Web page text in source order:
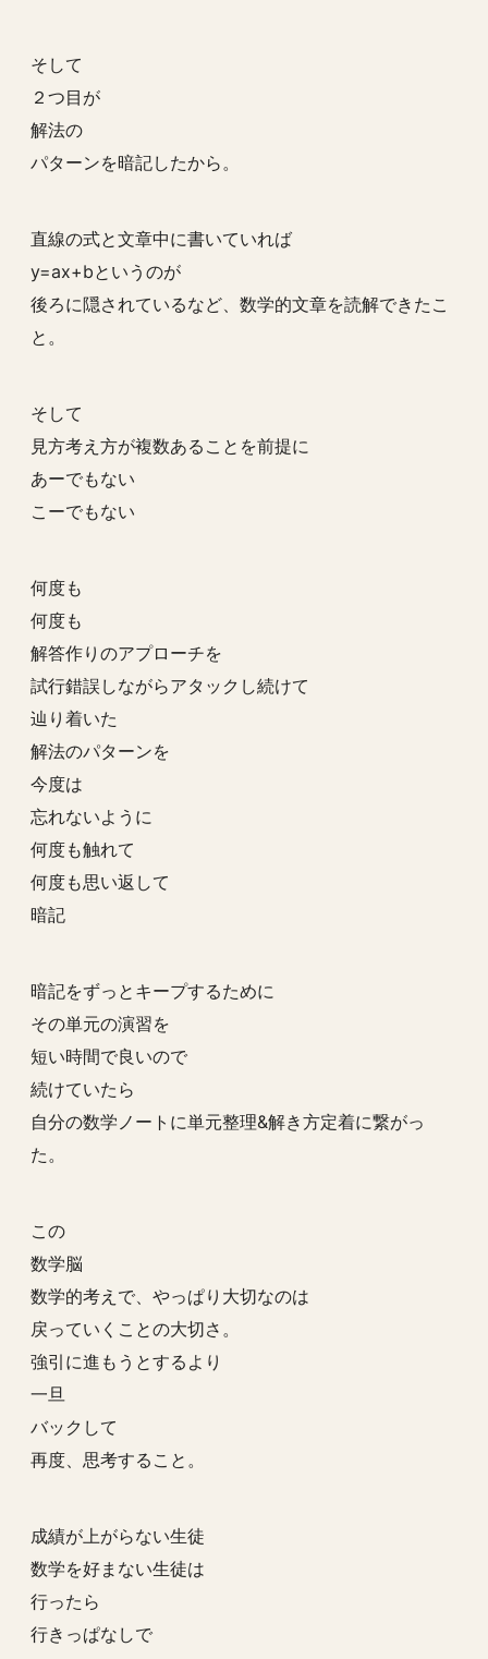
そして
２つ目が
解法の
パターンを暗記したから。
直線の式と文章中に書いていれば
y=ax+bというのが
後ろに隠されているなど、数学的文章を読解できたこ
と。
そして
見方考え方が複数あることを前提に
あーでもない
こーでもない
何度も
何度も
解答作りのアプローチを
試行錯誤しながらアタックし続けて
辿り着いた
解法のパターンを
今度は
忘れないように
何度も触れて
何度も思い返して
暗記
暗記をずっとキープするために
その単元の演習を
短い時間で良いので
続けていたら
自分の数学ノートに単元整理&解き方定着に繋がっ
た。
この
数学脳
数学的考えで、やっぱり大切なのは
戻っていくことの大切さ。
強引に進もうとするより
一旦
バックして
再度、思考すること。
成績が上がらない生徒
数学を好まない生徒は
行ったら
行きっぱなしで